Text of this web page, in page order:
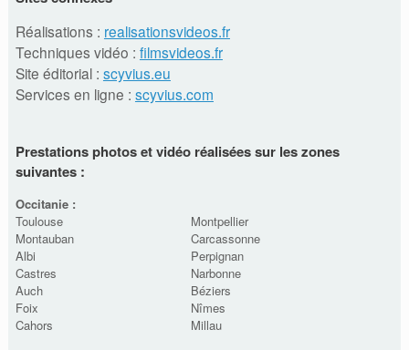
Réalisations : realisationsvideos.fr
Techniques vidéo : filmsvideos.fr
Site éditorial : scyvius.eu
Services en ligne : scyvius.com
Prestations photos et vidéo réalisées sur les zones
suivantes :
Occitanie :
Toulouse
Montauban
Albi
Castres
Auch
Foix
Cahors
Montpellier
Carcassonne
Perpignan
Narbonne
Béziers
Nîmes
Millau